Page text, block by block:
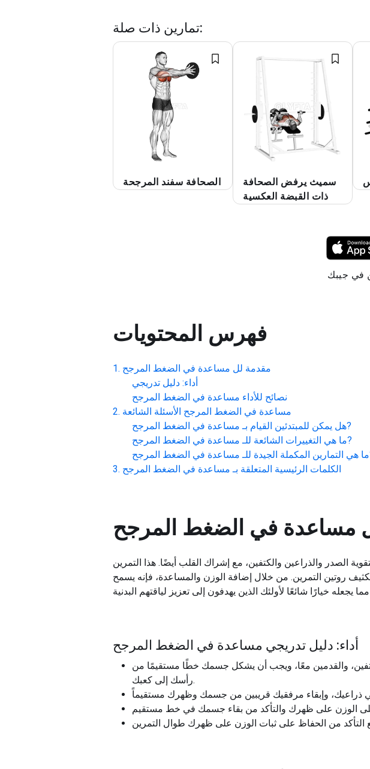
تمارين ذات صلة:
الصحافة سفند المرجحة
سميث يرفض الصحافة
ذات القبضة العكسية
فهرس المحتويات
مقدمة لل مساعدة في الضغط المرجح
أداء: دليل تدريجي
نصائح للأداء مساعدة في الضغط المرجح
مساعدة في الضغط المرجح الأسئلة الشائعة
هل يمكن للمبتدئين القيام بـ مساعدة في الضغط المرجح
?
ما هي التغييرات الشائعة للـ مساعدة في الضغط المرجح
?
ما هي التمارين المكملة الجيدة للـ مساعدة في الضغط المرجح
الكلمات الرئيسية المتعلقة بـ مساعدة في الضغط المرجح
مساعدة في الضغط المرجح
الصدر والذراعين والكتفين، مع إشراك القلب أيضًا. هذا التمرين
روتين التمرين. من خلال إضافة الوزن والمساعدة، فإنه يسمح
أداء: دليل تدريجي مساعدة في الضغط المرجح
والقدمين معًا، ويجب أن يشكل جسمك خطًا مستقيمًا من
رأسك إلى كعبك.